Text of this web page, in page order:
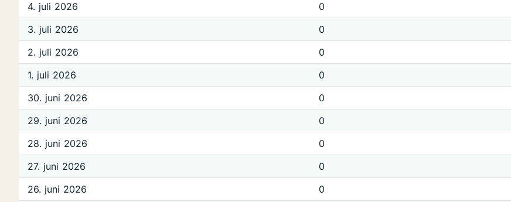
4. juli 2026
0
3. juli 2026
0
2. juli 2026
0
1. juli 2026
0
30. juni 2026
0
29. juni 2026
0
28. juni 2026
0
27. juni 2026
0
26. juni 2026
0